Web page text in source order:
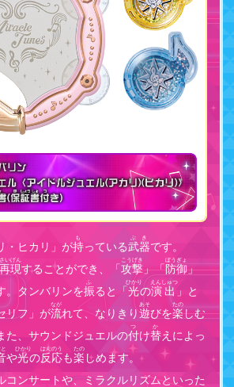
・ヒカリ」が持
も
っている武器
ぶき
です。
現
さいげん
することができ、「 攻撃
こうげき
」「防御
ぼうぎょ
」
。タンバリンを振
ふ
ると「光
ひかり
の演出
えんしゅつ
」と
リフ」が流
なが
れて、なりきり遊
あそ
びを楽
たの
しむ
た、サウンドジュエルの付
つ
け替
か
えによっ
と
や光
ひかり
の反応
はんのう
も楽
たの
しめます。
コンサートや、ミラクルリズムといった